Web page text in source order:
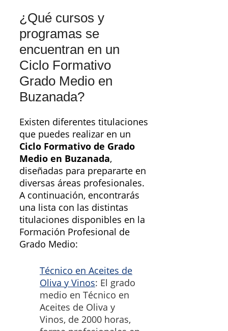
¿Qué cursos y
programas se
encuentran en un
Ciclo Formativo
Grado Medio en
Buzanada?
Existen diferentes titulaciones
que puedes realizar en un
Ciclo Formativo de Grado
Medio en Buzanada,
diseñadas para prepararte en
diversas áreas profesionales.
A continuación, encontrarás
una lista con las distintas
titulaciones disponibles en la
Formación Profesional de
Grado Medio:
Técnico en Aceites de
Oliva y Vinos: El grado
medio en Técnico en
Aceites de Oliva y
Vinos, de 2000 horas,